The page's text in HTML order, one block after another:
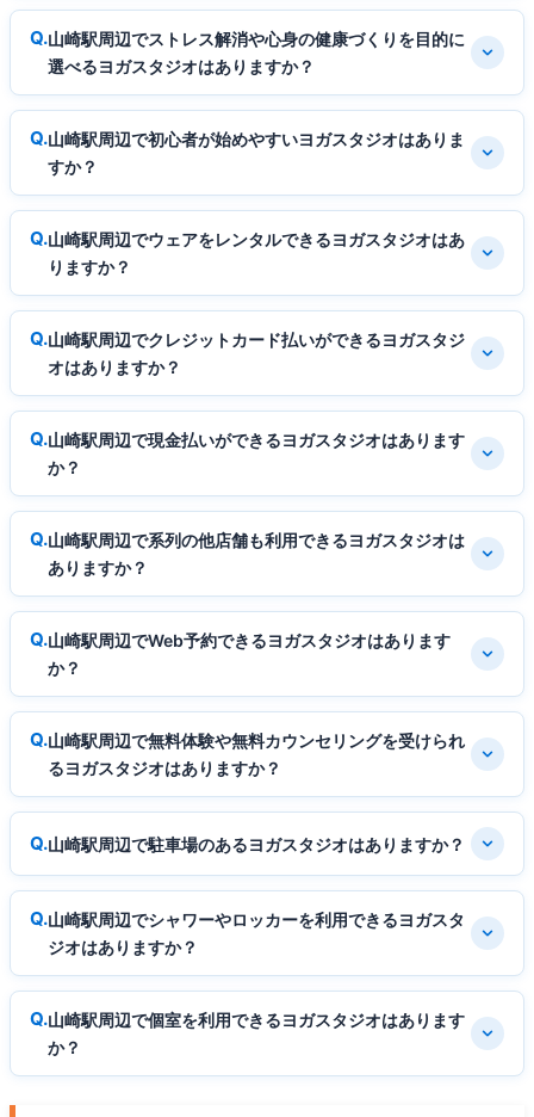
山崎駅周辺でストレス解消や心身の健康づくりを目的に
選べるヨガスタジオはありますか？
山崎駅周辺で初心者が始めやすいヨガスタジオはありま
すか？
山崎駅周辺でウェアをレンタルできるヨガスタジオはあ
りますか？
山崎駅周辺でクレジットカード払いができるヨガスタジ
オはありますか？
山崎駅周辺で現金払いができるヨガスタジオはあります
か？
山崎駅周辺で系列の他店舗も利用できるヨガスタジオは
ありますか？
山崎駅周辺でWeb予約できるヨガスタジオはあります
か？
山崎駅周辺で無料体験や無料カウンセリングを受けられ
るヨガスタジオはありますか？
山崎駅周辺で駐車場のあるヨガスタジオはありますか？
山崎駅周辺でシャワーやロッカーを利用できるヨガスタ
ジオはありますか？
山崎駅周辺で個室を利用できるヨガスタジオはあります
か？